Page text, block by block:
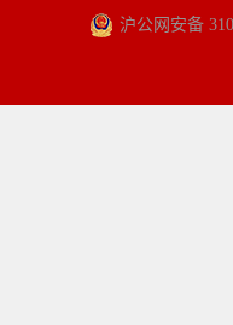
沪公网安备